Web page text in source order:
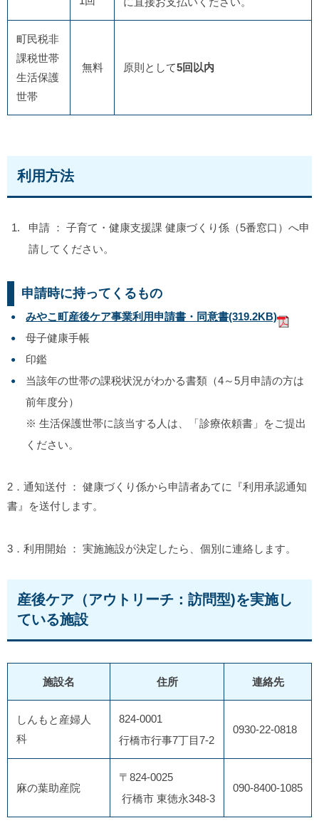
町民税非
課税世帯
生活保護
世帯
無料 原則として5回以内
利用方法
申請 ： 子育て・健康支援課 健康づくり係（5番窓口）へ申
請してください。
申請時に持ってくるもの
みやこ町産後ケア事業利用申請書・同意書(319.2KB)
母子健康手帳
印鑑
当該年の世帯の課税状況がわかる書類（4～5月申請の方は
前年度分）
※ 生活保護世帯に該当する人は、「診療依頼書」をご提出
ください。
2．通知送付 ： 健康づくり係から申請者あてに『利用承認通知
書』を送付します。
3．利用開始 ： 実施施設が決定したら、個別に連絡します。
産後ケア（アウトリーチ：訪問型)を実施し
ている施設
施設名 住所 連絡先
しんもと産婦人
科
824-0001
行橋市行事7丁目7-2
0930-22-0818
麻の葉助産院
〒824-0025
行橋市 東徳永348-3
090-8400-1085